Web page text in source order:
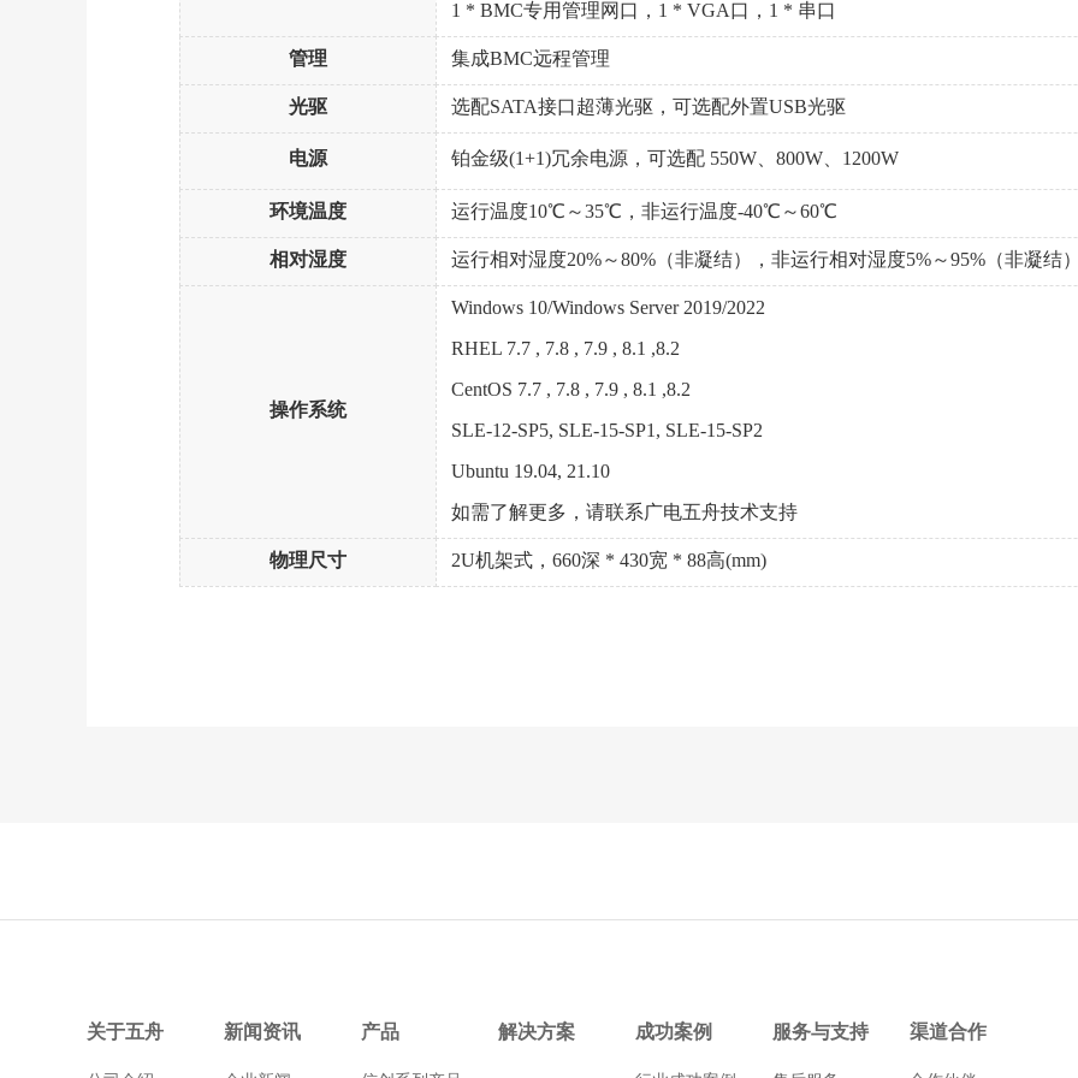
1 * BMC专用管理网口，1 * VGA口，1 * 串口
管理 集成BMC远程管理
光驱 选配SATA接口超薄光驱，可选配外置USB光驱
电源 铂金级(1+1)冗余电源，可选配 550W、800W、1200W
环境温度 运行温度10℃～35℃，非运行温度-40℃～60℃
相对湿度 运行相对湿度20%～80%（非凝结），非运行相对湿度5%～95%（非凝结
操作系统
Windows 10/Windows Server 2019/2022
RHEL 7.7 , 7.8 , 7.9 , 8.1 ,8.2
CentOS 7.7 , 7.8 , 7.9 , 8.1 ,8.2
SLE-12-SP5, SLE-15-SP1, SLE-15-SP2
Ubuntu 19.04, 21.10
如需了解更多，请联系广电五舟技术支持
物理尺寸 2U机架式，660深 * 430宽 * 88高(mm)
关于五舟 新闻资讯 产品 解决方案 成功案例 服务与支持 渠道合作